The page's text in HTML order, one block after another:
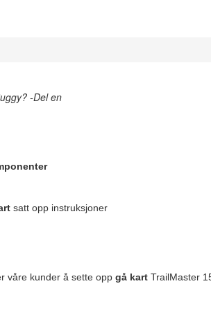
-Del en
satt opp instruksjoner
våre kunder å sette opp gå kart TrailMaster